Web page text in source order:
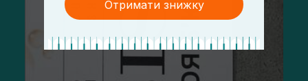
Отримати знижку